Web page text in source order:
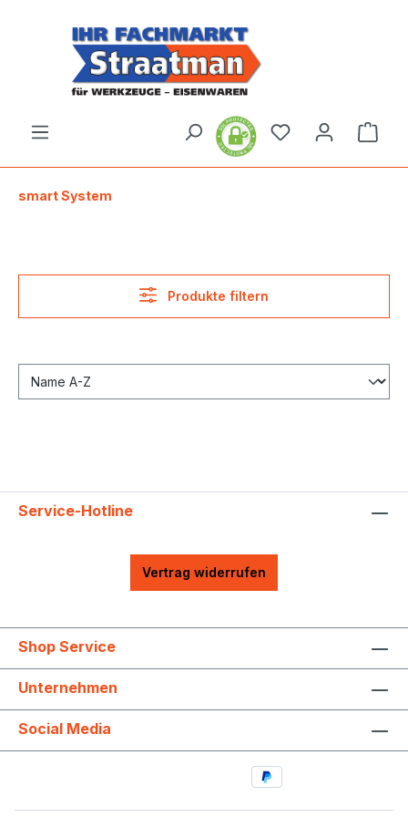
smart System
Produkte filtern
Service-Hotline
Vertrag widerrufen
Shop Service
Unternehmen
Social Media